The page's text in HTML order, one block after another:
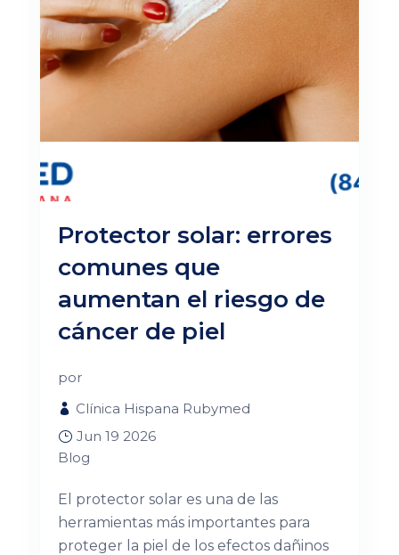
Protector solar: errores
comunes que
aumentan el riesgo de
cáncer de piel
por
Clínica Hispana Rubymed
Jun 19 2026
Blog
El protector solar es una de las
herramientas más importantes para
proteger la piel de los efectos dañinos